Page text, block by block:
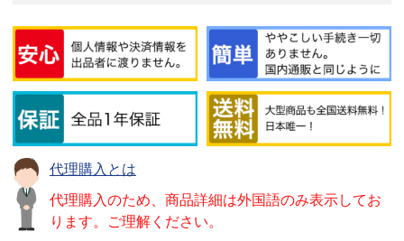
代理購入とは
代理購入のため、商品詳細は外国語のみ表示してお
ります。ご理解ください。